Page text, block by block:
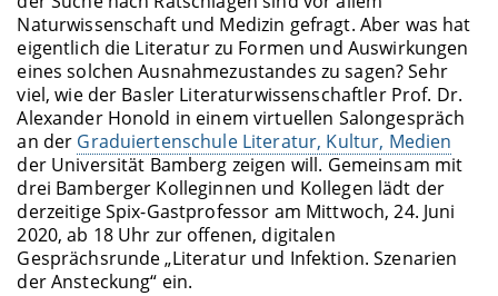
Naturwissenschaft und Medizin gefragt. Aber was hat
eigentlich die Literatur zu Formen und Auswirkungen
eines solchen Ausnahmezustandes zu sagen? Sehr
viel, wie der Basler Literaturwissenschaftler Prof. Dr.
Alexander Honold in einem virtuellen Salongespräch
an der Graduiertenschule Literatur, Kultur, Medien
der Universität Bamberg zeigen will. Gemeinsam mit
drei Bamberger Kolleginnen und Kollegen lädt der
derzeitige Spix-Gastprofessor am Mittwoch, 24. Juni
2020, ab 18 Uhr zur offenen, digitalen
Gesprächsrunde „Literatur und Infektion. Szenarien
der Ansteckung“ ein.